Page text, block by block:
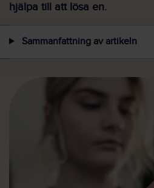
hjälpa till att lösa en.
Sammanfattning av artikeln